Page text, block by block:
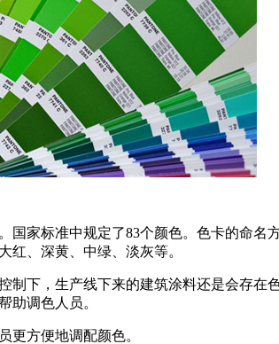
家标准中规定了83个颜色。色卡的命名
红、深黄、中绿、淡灰等。
下，生产线下来的建筑涂料还是会存在
助调色人员。
更方便地调配颜色。